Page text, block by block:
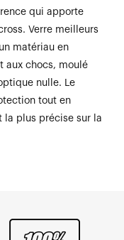
qui apporte
Verre meilleurs
matériau en
aux chocs, moulé
nulle. Le
tout en
la plus précise sur la